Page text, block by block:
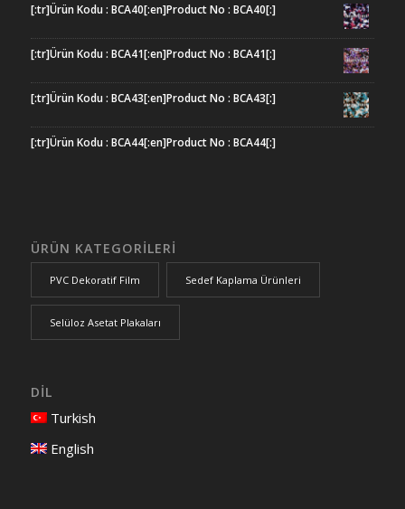
[:tr]Ürün Kodu : BCA40[:en]Product No : BCA40[:]
[:tr]Ürün Kodu : BCA41[:en]Product No : BCA41[:]
[:tr]Ürün Kodu : BCA43[:en]Product No : BCA43[:]
[:tr]Ürün Kodu : BCA44[:en]Product No : BCA44[:]
ÜRÜN KATEGORİLERİ
PVC Dekoratif Film Sedef Kaplama Ürünleri
Selüloz Asetat Plakaları
DİL
Turkish
English